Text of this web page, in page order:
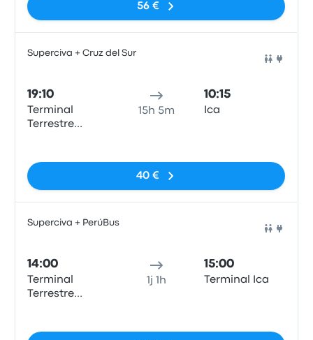
56 €
Superciva + Cruz del Sur
19:10
Terminal
Terrestre
15h 5m
10:15
Ica
40 €
Superciva + PerúBus
14:00
Terminal
Terrestre
1j 1h
15:00
Terminal Ica